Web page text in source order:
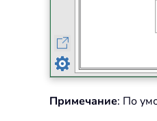
Примечание: По